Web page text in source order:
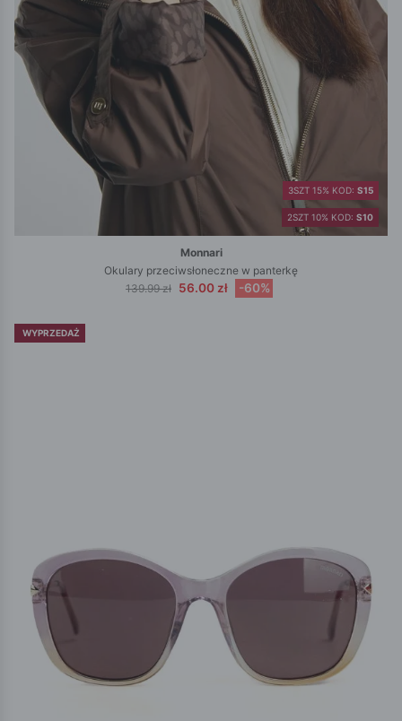
2SZT 10% KOD: S10
3SZT 15% KOD: S15
Monnari
Okulary przeciwsłoneczne w panterkę
139.99 zł 56.00 zł -60%
WYPRZEDAŻ